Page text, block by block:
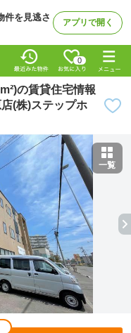
件を見逃さ
アプリで開く
0
の賃貸住宅情報
(株)ステップホ
一覧